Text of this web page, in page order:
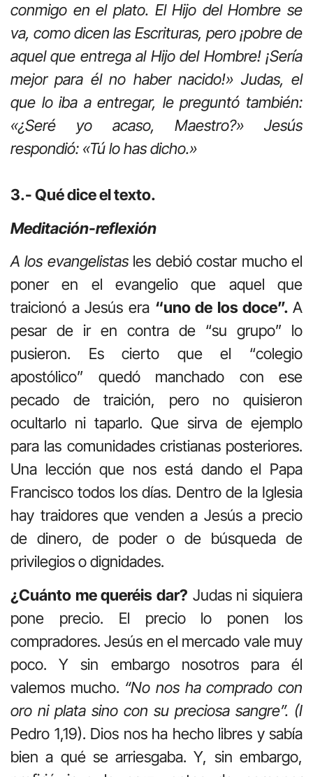
conmigo en el plato. El Hijo del Hombre se
va, como dicen las Escrituras, pero ¡pobre de
aquel que entrega al Hijo del Hombre! ¡Sería
mejor para él no haber nacido!» Judas, el
que lo iba a entregar, le preguntó también:
«¿Seré yo acaso, Maestro?» Jesús
respondió: «Tú lo has dicho.»
3.- Qué dice el texto.
Meditación-reflexión
A los evangelistasles debió costar mucho el
poner en el evangelio que aquel que
traicionó a Jesús era “uno de los doce”. A
pesar de ir en contra de “su grupo” lo
pusieron. Es cierto que el “colegio
apostólico” quedó manchado con ese
pecado de traición, pero no quisieron
ocultarlo ni taparlo. Que sirva de ejemplo
para las comunidades cristianas posteriores.
Una lección que nos está dando el Papa
Francisco todos los días. Dentro de la Iglesia
hay traidores que venden a Jesús a precio
de dinero, de poder o de búsqueda de
privilegios o dignidades.
¿Cuánto me queréis dar? Judas ni siquiera
pone precio. El precio lo ponen los
compradores. Jesús en el mercado vale muy
poco. Y sin embargo nosotros para él
valemos mucho. “No nos ha comprado con
oro ni plata sino con su preciosa sangre”. (I
Pedro 1,19). Dios nos ha hecho libres y sabía
bien a qué se arriesgaba. Y, sin embargo,